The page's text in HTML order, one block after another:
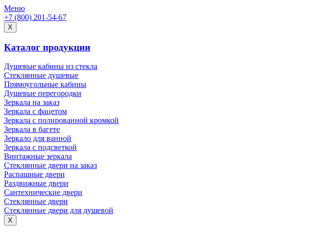
Меню
+7 (800) 201-54-67
X
Каталог продукции
Душевые кабины из стекла
Стеклянные душевые
Прямоугольные кабины
Душевые перегородки
Зеркала на заказ
Зеркала с фацетом
Зеркала с полированной кромкой
Зеркала в багете
Зеркало для ванной
Зеркала с подсветкой
Винтажные зеркала
Стеклянные двери на заказ
Распашные двери
Раздвижные двери
Сантехнические двери
Стеклянные двери
Стеклянные двери для душевой
X